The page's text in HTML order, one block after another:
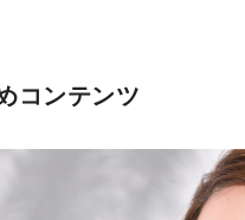
コンテンツ